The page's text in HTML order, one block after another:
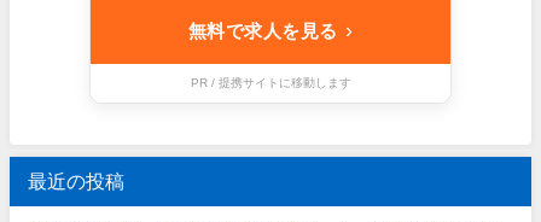
無料で求人を見る ›
PR / 提携サイトに移動します
最近の投稿